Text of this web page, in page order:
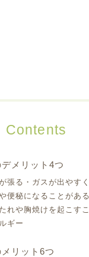
Contents
メリット4つ
張る・ガスが出やす
便秘になることがある
れや胸焼けを起こす
ギー
リット6つ